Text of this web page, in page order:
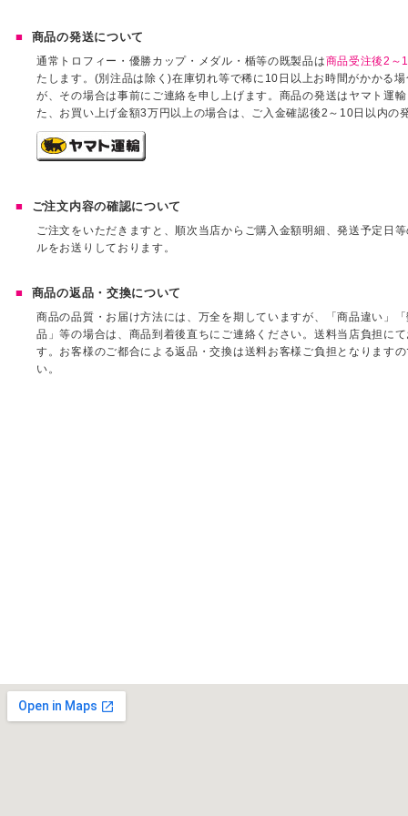
商品の発送について
通常トロフィー・優勝カップ・メダル・楯等の既製品は商品受注後2～
たします。(別注品は除く)在庫切れ等で稀に10日以上お時間がかかる
が、その場合は事前にご連絡を申し上げます。商品の発送はヤマト運
た、お買い上げ金額3万円以上の場合は、ご入金確認後2～10日以内の
ご注文内容の確認について
ご注文をいただきますと、順次当店からご購入金額明細、発送予定日
ルをお送りしております。
商品の返品・交換について
商品の品質・お届け方法には、万全を期していますが、「商品違い」
品」等の場合は、商品到着後直ちにご連絡ください。送料当店負担に
す。お客様のご都合による返品・交換は送料お客様ご負担となります
い。